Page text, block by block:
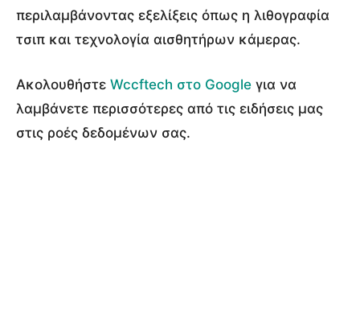
περιλαμβάνοντας εξελίξεις όπως η λιθογραφία
τσιπ και τεχνολογία αισθητήρων κάμερας.
Ακολουθήστε Wccftech στο Google για να
λαμβάνετε περισσότερες από τις ειδήσεις μας
στις ροές δεδομένων σας.